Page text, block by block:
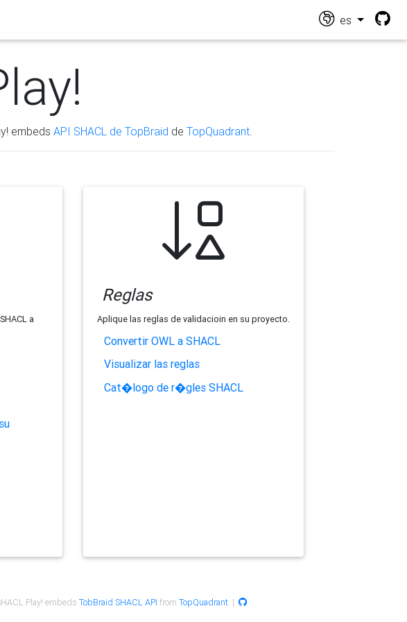
es
embeds API SHACL de TopBraid de TopQuadrant
a
Reglas
Aplique las reglas de validacioin en su proyecto.
Convertir OWL a SHACL
Visualizar las reglas
Cat�logo de r�gles SHACL
Play! embeds TobBraid SHACL API from TopQuadrant|